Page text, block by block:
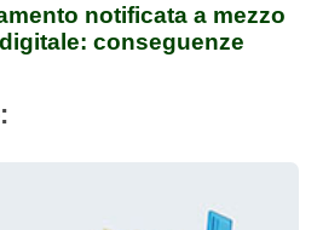
notificata a mezzo
conseguenze